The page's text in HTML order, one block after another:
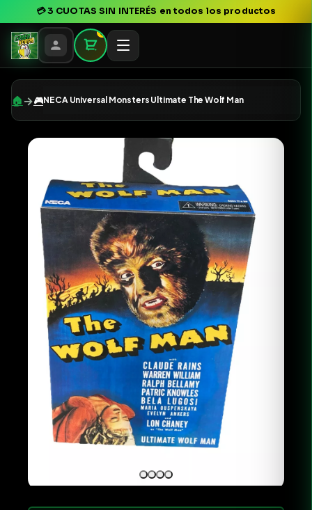
💳3 CUOTAS SIN INTERÉS en todos los productos
0
🏠 →🎮NECA Universal Monsters Ultimate The Wolf Man